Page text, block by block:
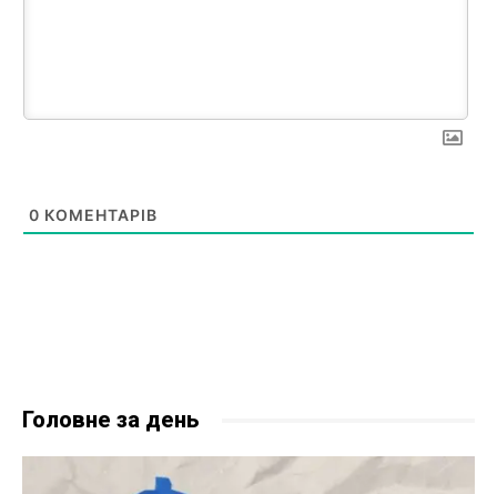
0 КОМЕНТАРІВ
Головне за день